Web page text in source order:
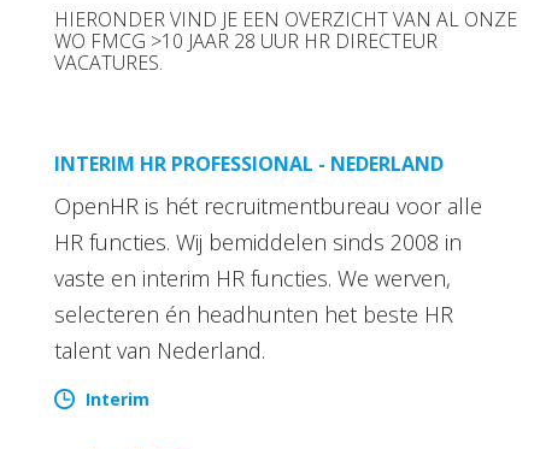
HIERONDER VIND JE EEN OVERZICHT VAN AL ONZE
WO FMCG >10 JAAR 28 UUR HR DIRECTEUR
VACATURES.
INTERIM HR PROFESSIONAL - NEDERLAND
OpenHR is hét recruitmentbureau voor alle
HR functies. Wij bemiddelen sinds 2008 in
vaste en interim HR functies. We werven,
selecteren én headhunten het beste HR
talent van Nederland.
Interim